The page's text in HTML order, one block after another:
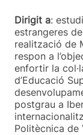
Dirigit a:
estrangeres
realització de
respon a
enfortir la
d’Educació
postgrau a
Politècnica de